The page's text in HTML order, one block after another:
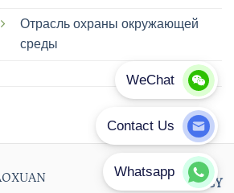
Отрасль охраны окружающей
среды
PRIVACY POLICY